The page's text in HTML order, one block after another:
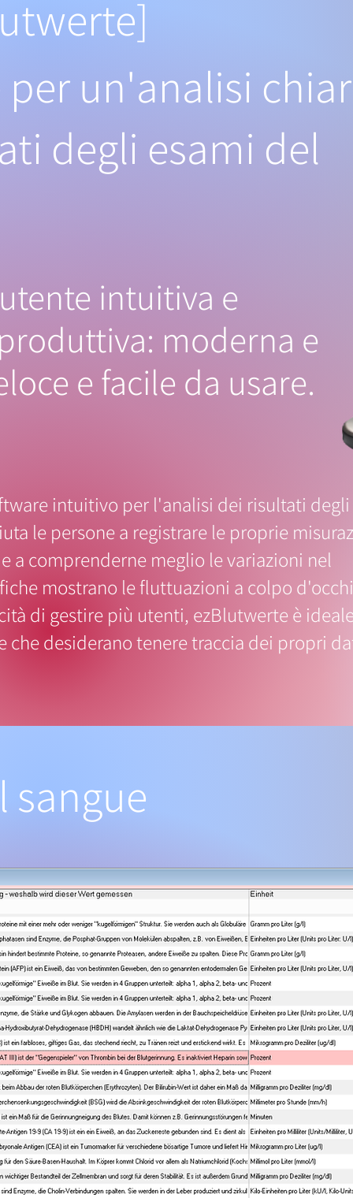
intuitiva e
moderna e
e facile da usare.
un'analisi
degli esami del
intuitivo per l'analisi dei risultati degli
le persone a registrare le proprie
a comprenderne meglio le variazioni nel
mostrano le fluttuazioni a colpo
di gestire più utenti, ezBlutwerte è
che desiderano tenere traccia dei propri
sangue